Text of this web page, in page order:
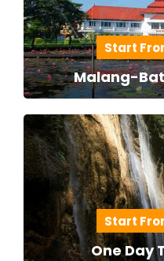
Start
Malang-
Start
One Day